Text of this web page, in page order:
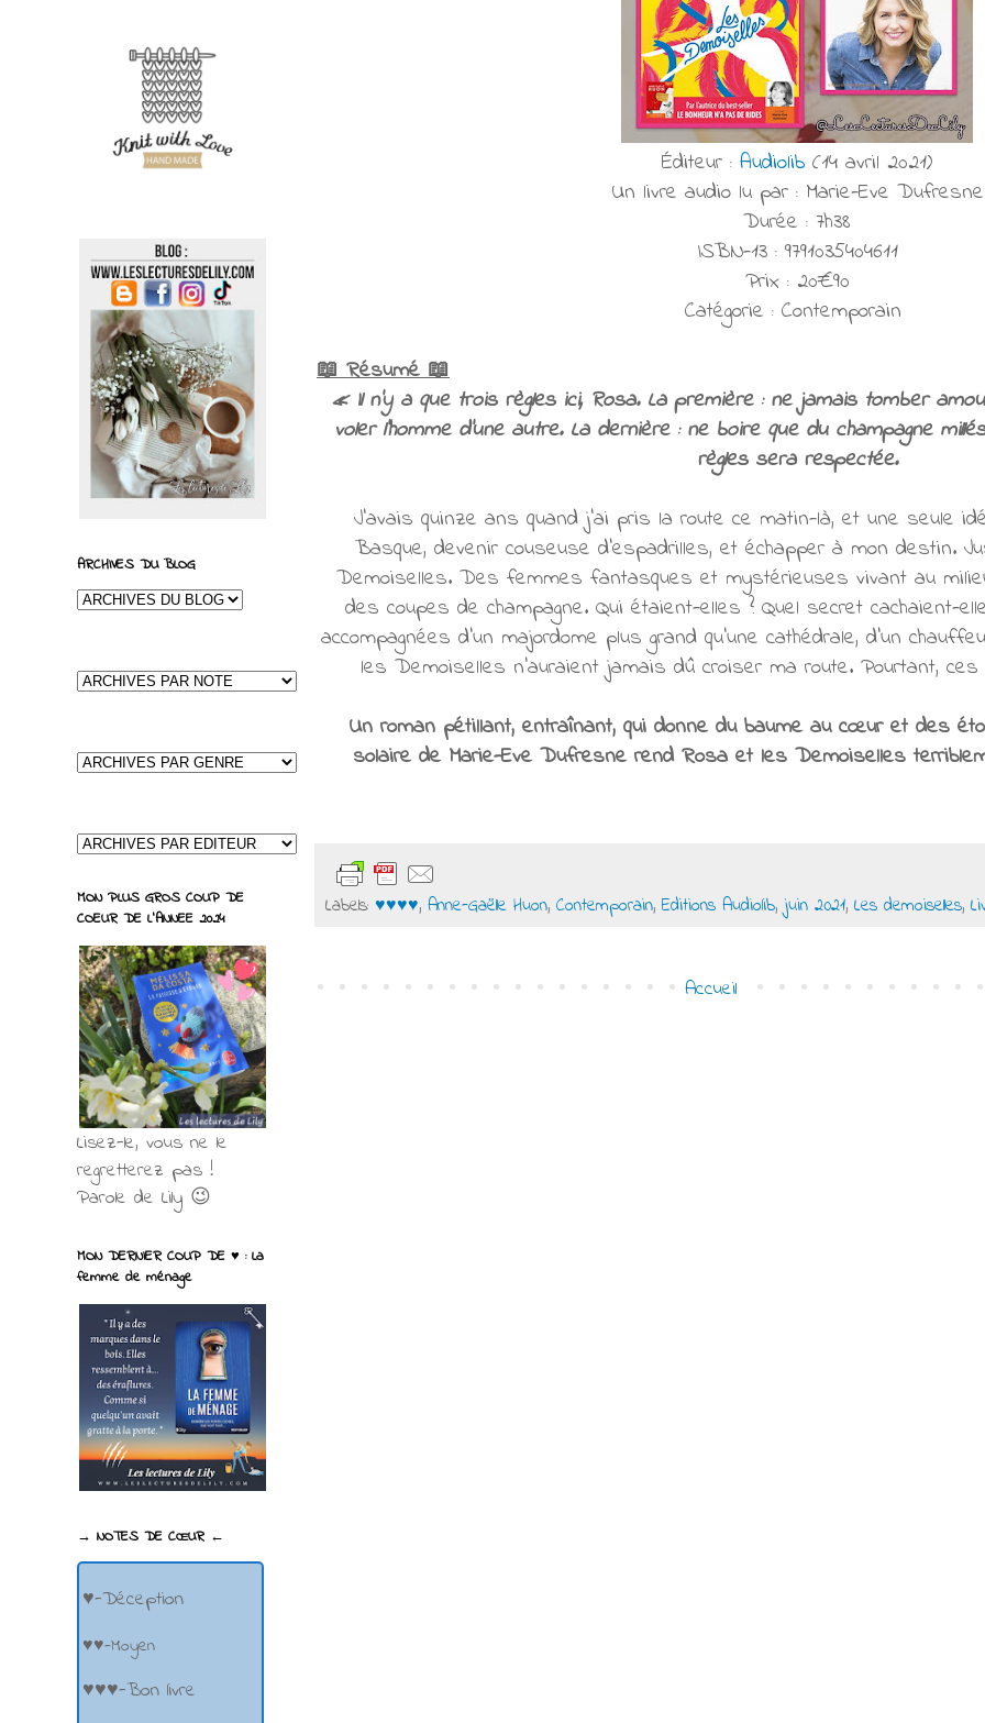
Éditeur : Audiolib (14 avril 2021)
Un livre audio lu par : Marie-Eve Dufresne
Durée : 7h38
ISBN-13 : 9791035404611
Prix : 20€90
Catégorie : Contemporain
📖 Résumé 📖
« Il n’y a que trois règles ici, Rosa. La première : ne jamais tomber
voler l’homme d’une autre. La dernière : ne boire que du champagne
règles sera respectée.
J’avais quinze ans quand j’ai pris la route ce matin-là, et une seule
Basque, devenir couseuse d’espadrilles, et échapper à mon destin.
Demoiselles. Des femmes fantasques et mystérieuses vivant au
des coupes de champagne. Qui étaient-elles ? Quel secret cachaient-
accompagnées d’un majordome plus grand qu’une cathédrale, d’un
les Demoiselles n’auraient jamais dû croiser ma route. Pourtant,
Un roman pétillant, entraînant, qui donne du baume au cœuret des
solaire de Marie-Eve Dufresne rend Rosa et les Demoiselles
Labels: ♥♥♥♥, Anne-Gaëlle Huon, Contemporain, Editions Audiolib,juin 2021, Les demoiselles,
Accueil
ARCHIVES DU BLOG
MON PLUS GROS COUP DE
COEUR DE L'ANNEE 2024
Lisez-le, vous ne le
regretterez pas !
Parole de Lily 😉
MON DERNIER COUP DE ♥ : La
femme de ménage
→ NOTES DE CŒUR ←
♥-Déception
♥♥-Moyen
♥♥♥-Bon livre